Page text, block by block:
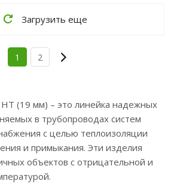
Загрузить еще
1 2
HT (19 мм) – это линейка надежных
в трубопроводах систем
с целью теплоизоляции
и примыкания. Эти изделия
объектов с отрицательной и